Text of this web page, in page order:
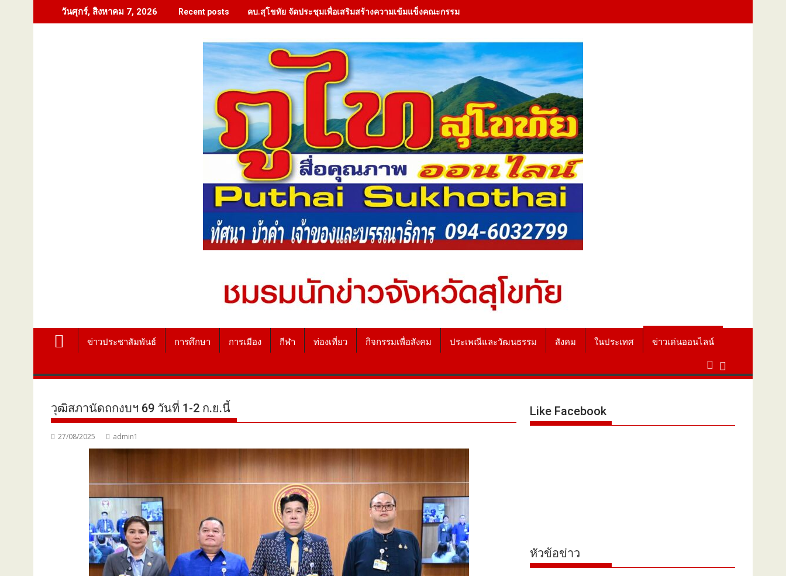
to
วันศุกร์, สิงหาคม 7, 2026 Recent posts คบ.สุโขทัย จัดประชุมเพื่อเสริมสร้างความเข้มแข็งคณะกรรมการ (JMC) ในการบริหารจัดการน้ำชลประทานของโครงการ ประจำปึงบประมาณ พ.ศ. 2569
ข่าวประชาสัมพันธ์ การศึกษา การเมือง กีฬา ท่องเที่ยว กิจกรรมเพื่อสังคม ประเพณีและวัฒนธรรม สังคม ในประเทศ ข่าวเด่นออนไลน์
วุฒิสภานัดถกงบฯ 69 วันที่ 1-2 ก.ย.นี้
27/08/2025 admin1
Like Facebook
หัวข้อข่าว